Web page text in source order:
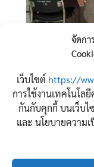
จัดกา
เว็บไซต์ https://
การใช้งานเทคโนโล
กันกับคุกกี้ บนเว็บไ
และ นโยบายความ
จำนวนผู้เข้าชม: